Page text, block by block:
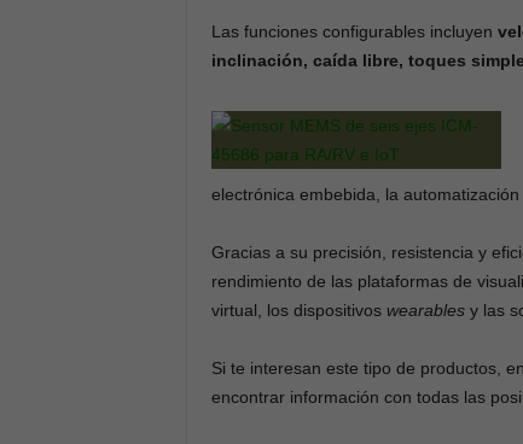
Las funciones configurables incluyen
inclinación, caída libre, toques
electrónica embebida, la
Gracias a su precisión, resistencia y
rendimiento de las plataformas de
virtual, los dispositivos wearables y las
Si te interesan este tipo de productos,
encontrar información con todas las